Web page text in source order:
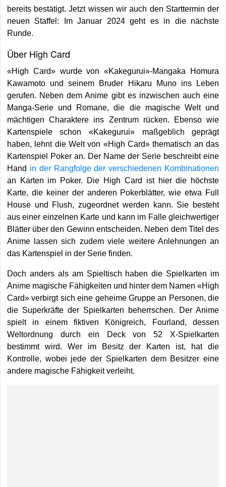
bereits bestätigt. Jetzt wissen wir auch den Starttermin der
neuen Staffel: Im Januar 2024 geht es in die nächste
Runde.
Über High Card
«High Card» wurde von «Kakegurui»-Mangaka Homura
Kawamoto und seinem Bruder Hikaru Muno ins Leben
gerufen. Neben dem Anime gibt es inzwischen auch eine
Manga-Serie und Romane, die die magische Welt und
mächtigen Charaktere ins Zentrum rücken. Ebenso wie
Kartenspiele schon «Kakegurui» maßgeblich geprägt
haben, lehnt die Welt von «High Card» thematisch an das
Kartenspiel Poker an. Der Name der Serie beschreibt eine
Hand in der Rangfolge der verschiedenen Kombinationen
an Karten im Poker. Die High Card ist hier die höchste
Karte, die keiner der anderen Pokerblätter, wie etwa Full
House und Flush, zugeordnet werden kann. Sie besteht
aus einer einzelnen Karte und kann im Falle gleichwertiger
Blätter über den Gewinn entscheiden. Neben dem Titel des
Anime lassen sich zudem viele weitere Anlehnungen an
das Kartenspiel in der Serie finden.
Doch anders als am Spieltisch haben die Spielkarten im
Anime magische Fähigkeiten und hinter dem Namen «High
Card» verbirgt sich eine geheime Gruppe an Personen, die
die Superkräfte der Spielkarten beherrschen. Der Anime
spielt in einem fiktiven Königreich, Fourland, dessen
Weltordnung durch ein Deck von 52 X-Spielkarten
bestimmt wird. Wer im Besitz der Karten ist, hat die
Kontrolle, wobei jede der Spielkarten dem Besitzer eine
andere magische Fähigkeit verleiht.